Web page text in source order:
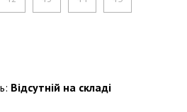
Відсутній на складі